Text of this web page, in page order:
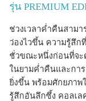
รุ่น PREMIUM
ช่วงเวลาค่ำคืนสาม
ว่องไวขึ้น ความรู้สึก
ชั่วขณะหนึ่งก่อนที่จะ
ในยามค่ำคืนและกา
ยิ่งขึ้น พร้อมศักยภาพ
รู้สึกอันลึกซึ้ง คอลเลค